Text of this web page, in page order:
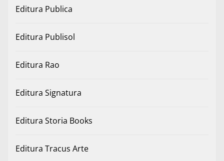
Editura Publica
Editura Publisol
Editura Rao
Editura Signatura
Editura Storia Books
Editura Tracus Arte